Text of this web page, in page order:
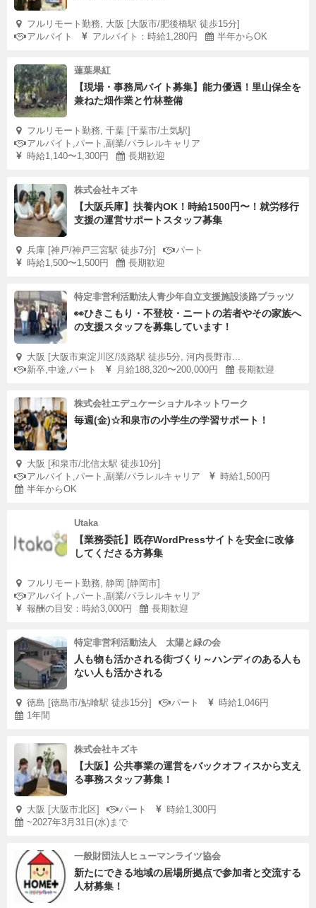
フルリモート勤務, 大阪 [大阪市/肥後橋駅 徒歩15分]
アルバイト
アルバイト：時給1,280円 半年からOK
蓮葉果紅
【現場・事務局バイト募集】能力優遇！里山保全を
兼ねた畑作業と竹林整備
フルリモート勤務, 千葉 [千葉市/土気駅]
アルバイト,パート,副業/パラレルキャリア
時給1,140〜1,300円
長期歓迎
株式会社キズキ
【大阪兵庫】扶養内OK！時給1500円〜！就労移行
支援の運営サポートスタッフ募集
兵庫 [神戸/神戸三宮駅 徒歩7分]
パート
時給1,500〜1,500円
長期歓迎
特定非営利活動法人青少年自立支援施設淡路プラッツ
👀ひきこもり・不登校・ニートの若者やその家族へ
の支援スタッフを募集しています！
大阪 [大阪市東淀川区/淡路駅 徒歩5分, 河内長野市...
新卒,中途,パート
月給188,320〜200,000円 長期歓迎
株式会社エデュケーショナルネットワーク
毎週(金)☆和泉市の小学生の学習サポート！
大阪 [和泉市/北信太駅 徒歩10分]
アルバイト,パート,副業/パラレルキャリア
時給1,500円
半年からOK
Utaka
【業務委託】既存WordPressサイトを安全に改修
してくださる方募集
フルリモート勤務, 静岡 [静岡市]
アルバイト,パート,副業/パラレルキャリア
報酬の目安：時給3,000円
長期歓迎
特定非営利活動法人 太陽と緑の会
人も物も活かされる街づくり～ハンディのある人も
ない人も活かされる
徳島 [徳島市/鮎喰駅 徒歩15分] パート
時給1,046円
1年間
株式会社キズキ
【大阪】公共事業の運営をバックオフィスから支え
る事務スタッフ募集！
大阪 [大阪市北区] パート
時給1,300円
~2027年3月31日(水)まで
一般財団法人ヒューマンライツ協会
新たにできる地域の居場所拠点で参加者と交流する
人材募集！